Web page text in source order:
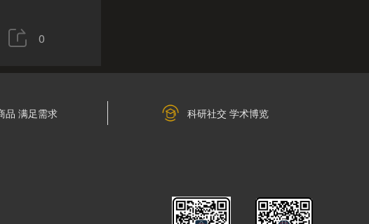
0
品 满足需求 科研社交 学术博览